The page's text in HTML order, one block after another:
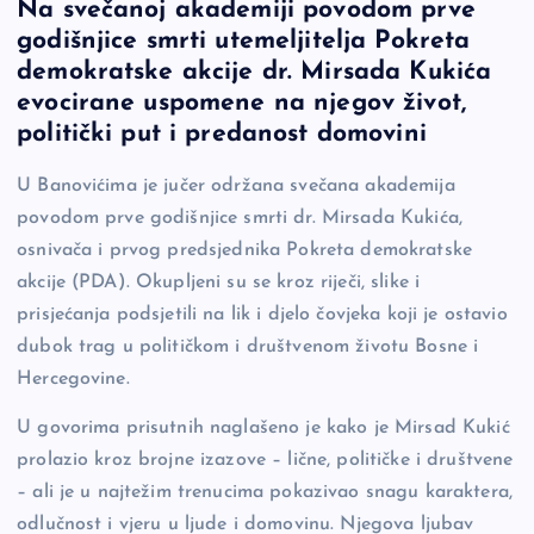
c
e
b
o
o
k
p
y
Li
n
k
se
n
g
er
er ar
e
Na svečanoj akademiji povodom prve
godišnjice smrti utemeljitelja Pokreta
demokratske akcije dr. Mirsada Kukića
evocirane uspomene na njegov život,
politički put i predanost domovini
U Banovićima je jučer održana svečana akademija
povodom prve godišnjice smrti dr. Mirsada Kukića,
osnivača i prvog predsjednika Pokreta demokratske
akcije (PDA). Okupljeni su se kroz riječi, slike i
prisjećanja podsjetili na lik i djelo čovjeka koji je ostavio
dubok trag u političkom i društvenom životu Bosne i
Hercegovine.
U govorima prisutnih naglašeno je kako je Mirsad Kukić
prolazio kroz brojne izazove – lične, političke i društvene
– ali je u najtežim trenucima pokazivao snagu karaktera,
odlučnost i vjeru u ljude i domovinu. Njegova ljubav